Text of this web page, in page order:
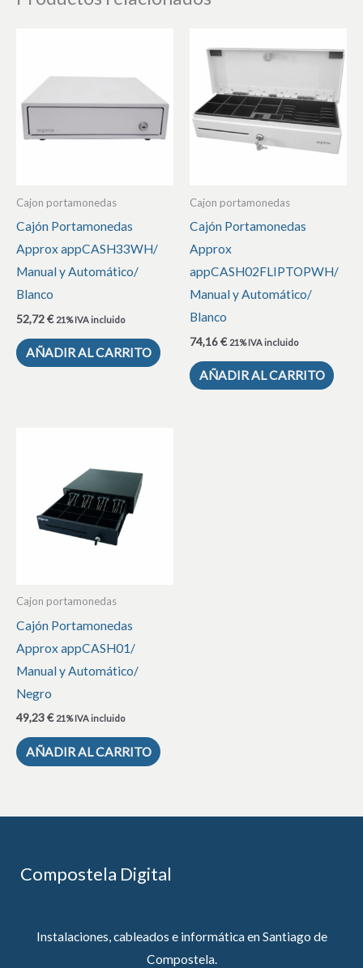
Cajon portamonedas
Cajón Portamonedas
Approx appCASH33WH/
Manual y Automático/
Blanco
52,72€ 21% IVA incluido
AÑADIR AL CARRITO
Cajon portamonedas
Cajón Portamonedas
Approx
appCASH02FLIPTOPWH/
Manual y Automático/
Blanco
74,16€ 21% IVA incluido
AÑADIR AL CARRITO
Cajon portamonedas
Cajón Portamonedas
Approx appCASH01/
Manual y Automático/
Negro
49,23€ 21% IVA incluido
AÑADIR AL CARRITO
Compostela Digital
Instalaciones, cableados e informática en Santiago de
Compostela.